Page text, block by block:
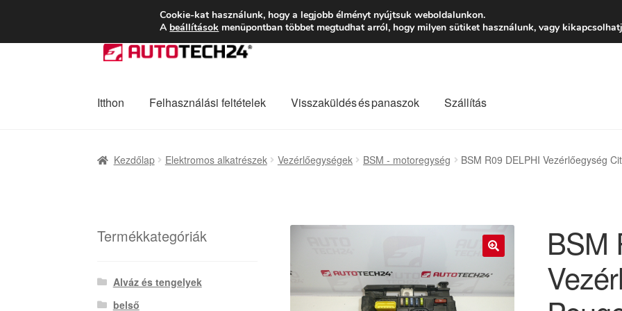
SZÁLLÍTÁS 2618 Ft-tól Hétfő-
Ugrás
a
Kilépés
a
Itthon Felhasználási feltételek Visszaküldés és panaszok Szállítás
Kezdőlap Elektromos alkatrészek Vezérlőegységek BSM - motoregység BSM R09 DELPHI Vezérlőegység
BSM
Termékkategóriák
Alváz és tengelyek
belső
Cookie-kat használunk, hogy a legjobb élményt nyújtsuk weboldalunkon.
A beállítások menüpontban többet megtudhat arról, hogy milyen sütiket használunk, vagy